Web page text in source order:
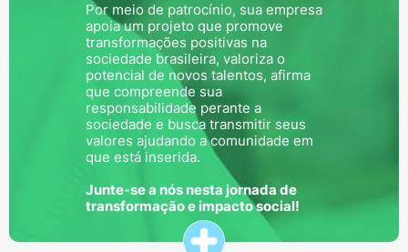
Por meio de patrocínio, sua empresa
apoia um projeto que promove
transformações positivas na
sociedade brasileira, valoriza o
potencial de novos talentos, afirma
que compreende sua
responsabilidade perante a
sociedade e busca transmitir seus
valores ajudando a comunidade em
que está inserida.
Junte-se a nós nesta jornada de
transformação e impacto social!